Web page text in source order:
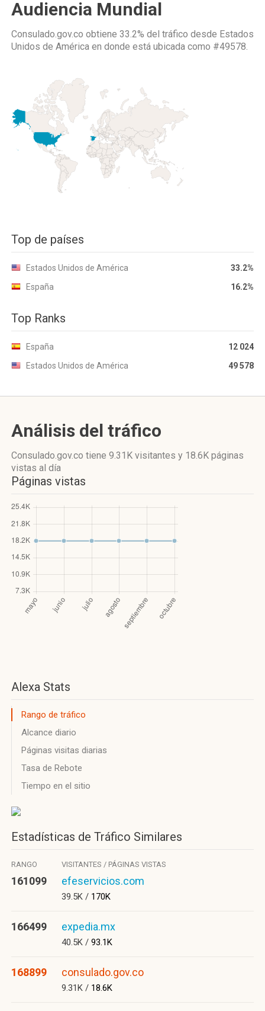
Audiencia Mundial
Consulado.gov.co obtiene 33.2% del tráfico desde Estados
Unidos de América en donde está ubicada como #49578.
Top de países
Estados Unidos de América
33.2%
España
16.2%
Top Ranks
España
12 024
Estados Unidos de América
49 578
Análisis del tráfico
Consulado.gov.co tiene 9.31K visitantes y 18.6K páginas
vistas al día
Páginas vistas
Alexa Stats
Rango de tráfico
Alcance diario
Páginas visitas diarias
Tasa de Rebote
Tiempo en el sitio
Estadísticas de Tráfico Similares
RANGO VISITANTES / PÁGINAS VISTAS
161099 efeservicios.com
39.5K / 170K
166499 expedia.mx
40.5K / 93.1K
168899 consulado.gov.co
9.31K / 18.6K